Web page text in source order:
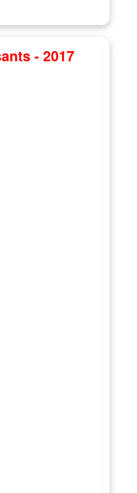
- 2017